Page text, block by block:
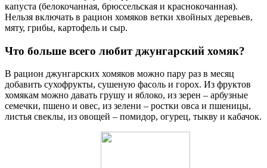
капуста (белокочанная, брюссельская и краснокочанная).
Нельзя включать в рацион хомяков ветки хвойных деревьев,
мяту, грибы, картофель и сыр.
Что больше всего любит джунгарский хомяк?
В рацион джунгарских хомяков можно пару раз в месяц
добавить сухофрукты, сушеную фасоль и горох. Из фруктов
хомякам можно давать грушу и яблоко, из зерен – арбузные
семечки, пшено и овес, из зелени – ростки овса и пшеницы,
листья свеклы, из овощей – помидор, огурец, тыкву и кабачок.